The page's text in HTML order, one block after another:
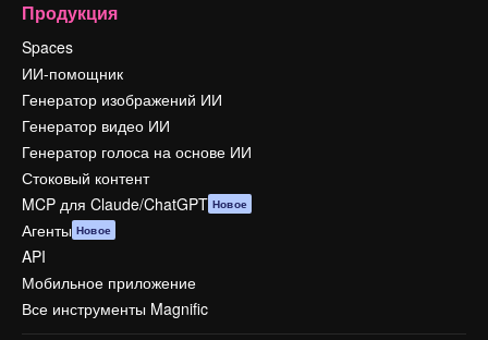
Продукция
Spaces
ИИ-помощник
Генератор изображений ИИ
Генератор видео ИИ
Генератор голоса на основе ИИ
Стоковый контент
MCP для Claude/ChatGPT Новое
Агенты Новое
API
Мобильное приложение
Все инструменты Magnific